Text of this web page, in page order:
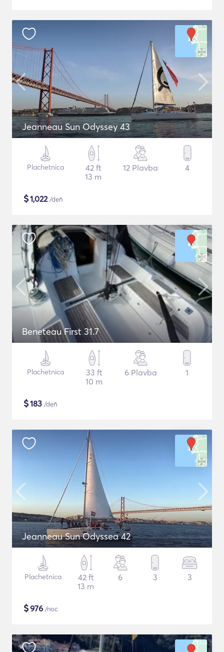
Jeanneau Sun Odyssey 43
Plachetnica
42 ft
13 m
12 Plavba 4
$1,022/deň
Beneteau First 31.7
Plachetnica
33 ft
10 m
6 Plavba 1
$183 /deň
Jeanneau Sun Odyssea 42
Plachetnica
42 ft
13 m
6 3 3
$976 /noc